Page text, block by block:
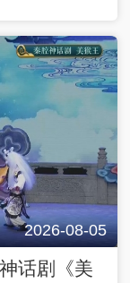
2026-08-05
话剧《美